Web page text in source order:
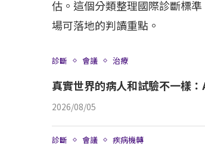
估。這個分類整理國際診斷標
場可落地的判讀重點。
診斷 會議 治療
真實世界的病人和試驗不一樣
2026/08/05
診斷 會議 疾病機轉